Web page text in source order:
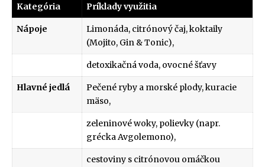
Kategória
Príklady využitia
Nápoje
Limonáda, citrónový čaj, koktaily
(Mojito, Gin & Tonic),
detoxikačná voda, ovocné šťavy
Hlavné jedlá
Pečené ryby a morské plody, kuracie
mäso,
zeleninové woky, polievky (napr.
grécka Avgolemono),
cestoviny s citrónovou omáčkou